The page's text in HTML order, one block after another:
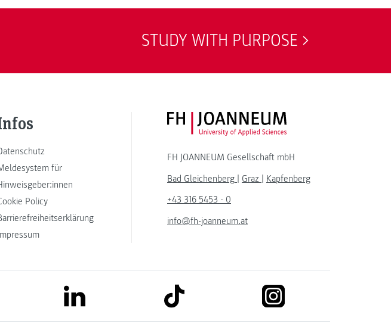
STUDY WITH PURPOSE
für
Policy
FH JOANNEUM Logo
FH JOANNEUM Gesellschaft mbH
Bad Gleichenberg | Graz | Kapfenberg
+43 316 5453 - 0
info@fh-joanneum.at
youtube link to linkedin link to tiktok link to instagram